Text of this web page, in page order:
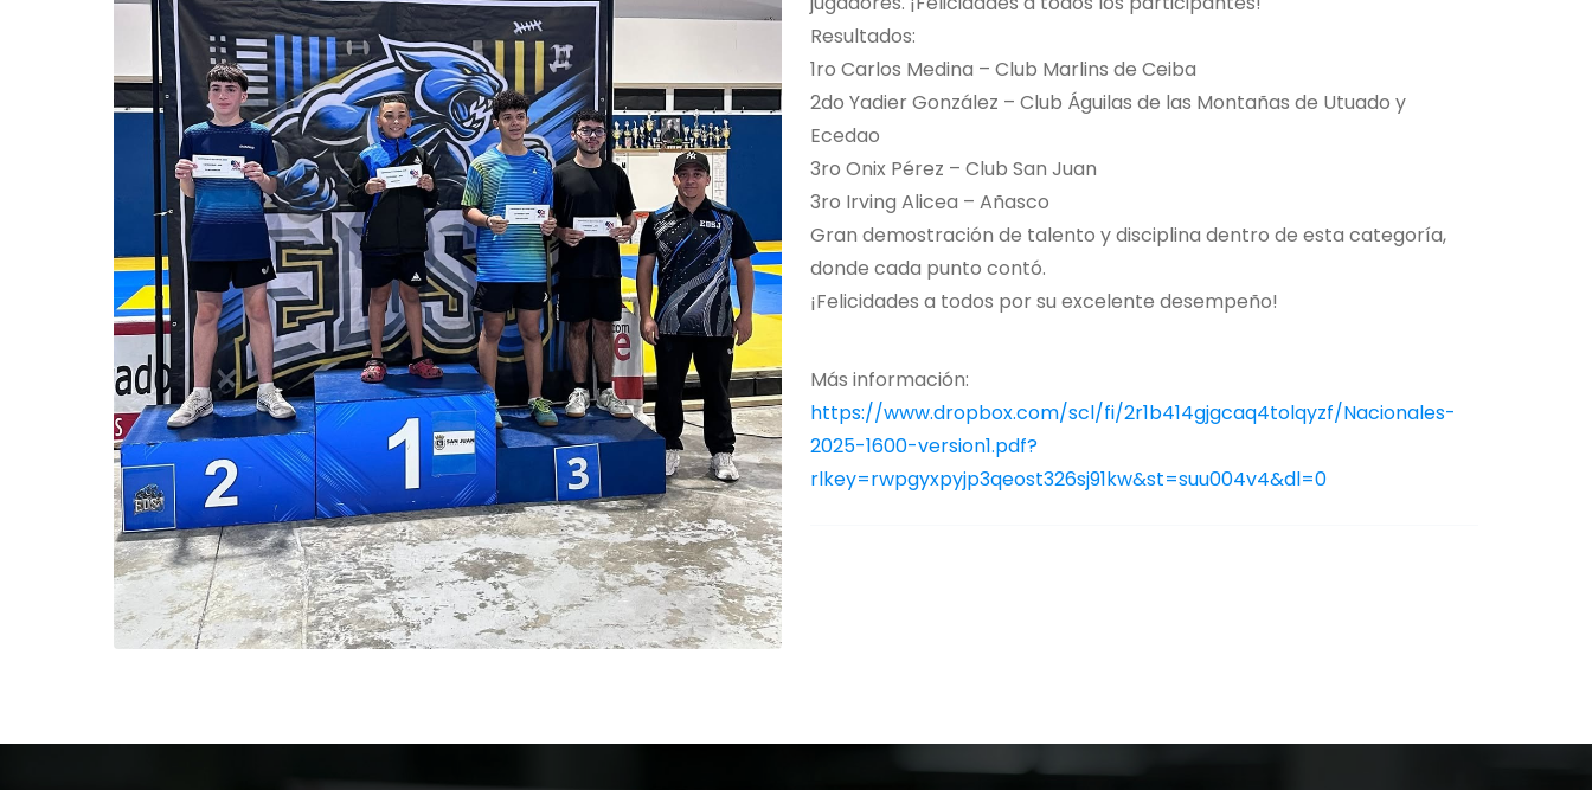
Resultados:
1ro Carlos Medina – Club Marlins de Ceiba
2do Yadier González – Club Águilas de las Montañas de Utuado y
Ecedao
3ro Onix Pérez – Club San Juan
3ro Irving Alicea – Añasco
Gran demostración de talento y disciplina dentro de esta categoría,
donde cada punto contó.
¡Felicidades a todos por su excelente desempeño!
Más información:
https://www.dropbox.com/scl/fi/2r1b414gjgcaq4tolqyzf/Nacionales-
2025-1600-version1.pdf?
rlkey=rwpgyxpyjp3qeost326sj91kw&st=suu004v4&dl=0